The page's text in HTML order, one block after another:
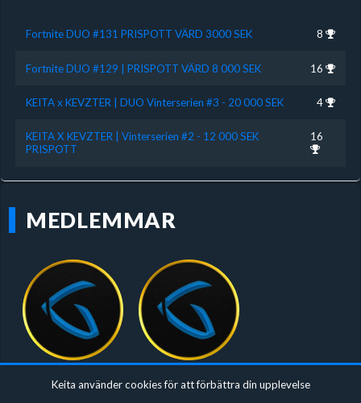
Fortnite DUO #131 PRISPOTT VÄRD 3000 SEK 8
Fortnite DUO #129 | PRISPOTT VÄRD 8 000 SEK 16
KEITA x KEVZTER | DUO Vinterserien #3 - 20 000 SEK 4
KEITA X KEVZTER | Vinterserien #2 - 12 000 SEK
PRISPOTT
16
MEDLEMMAR
t.tv Azer
Yass1n
Keita använder cookies för att förbättra din upplevelse